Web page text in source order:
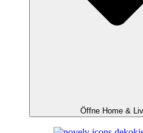
Öffne Home &